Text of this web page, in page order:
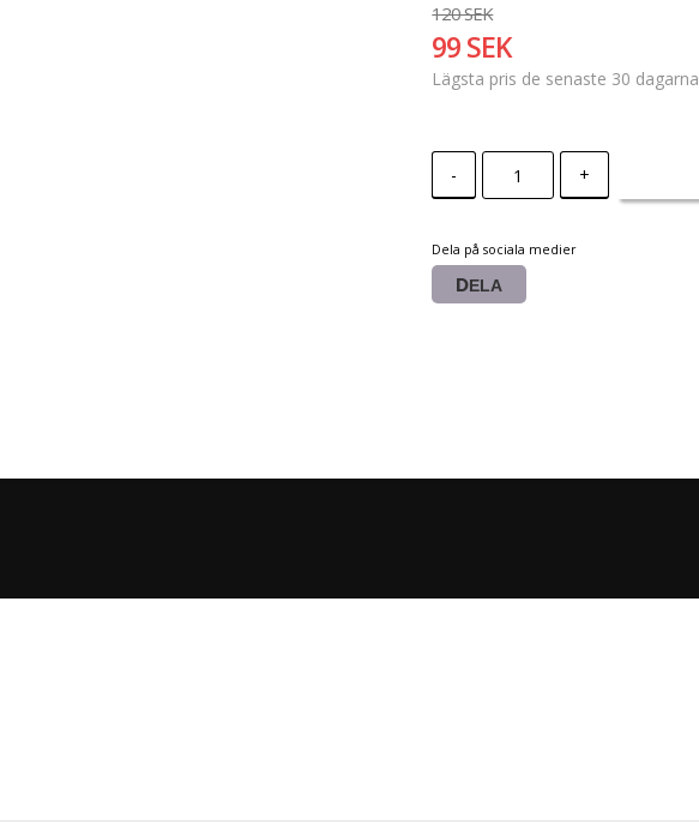
120 SEK
99 SEK
Lägsta pris de senaste 30 dagarna
- +
Dela på sociala medier
DELA